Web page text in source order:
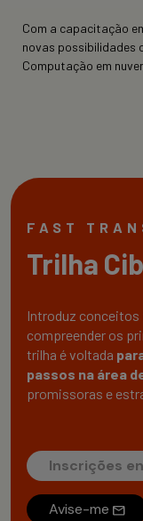
Com a capacitação
novas possibilidades
Computação em
FAST
Trilha
Introduz conceitos
compreender os
trilha é voltada
passos na área
promissoras e
Inscrições
Avise-me